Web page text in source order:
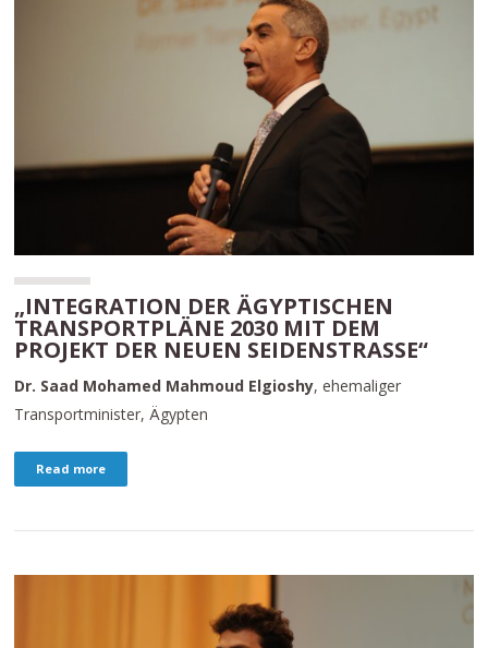
„INTEGRATION DER ÄGYPTISCHEN
TRANSPORTPLÄNE 2030 MIT DEM
PROJEKT DER NEUEN SEIDENSTRASSE“
Dr. Saad Mohamed Mahmoud Elgioshy, ehemaliger
Transportminister, Ägypten
Read more